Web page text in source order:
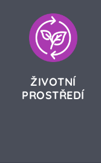
ŽIVOTNÍ
PROSTŘEDÍ